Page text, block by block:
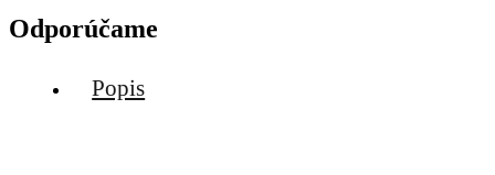
Odporúčame
Popis